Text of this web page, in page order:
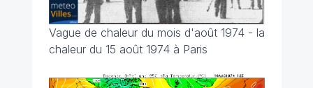
Vague de chaleur du mois d'août 1974 - la
chaleur du 15 août 1974 à Paris